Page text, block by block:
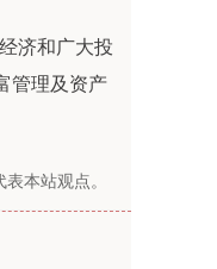
济和广大投
管理及资产
本站观点。